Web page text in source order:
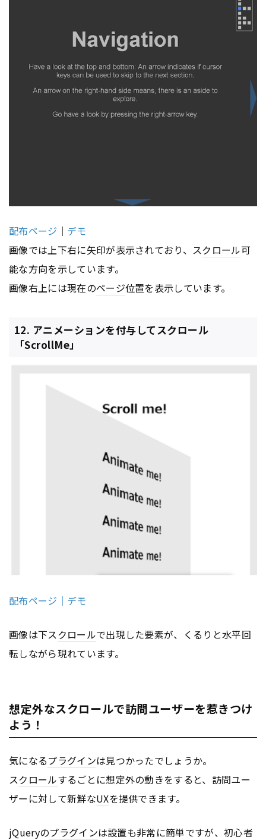
配布ページ ｜ デモ
画像では上下右に矢印が表示されており、スクロール可
能な方向を示しています。
画像右上には現在のページ位置を表示しています。
12. アニメーションを付与してスクロール
「ScrollMe」
配布ページ｜デモ
画像は下スクロールで出現した要素が、くるりと水平回
転しながら現れています。
想定外なスクロールで訪問ユーザーを惹きつけ
よう！
気になるプラグインは見つかったでしょうか。
スクロールするごとに想定外の動きをすると、訪問ユー
ザーに対して新鮮なUXを提供できます。
jQueryのプラグインは設置も非常に簡単ですが、初心者